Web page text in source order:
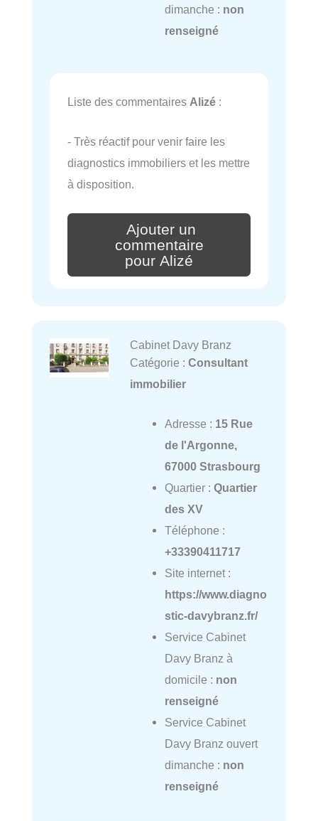
dimanche : non
renseigné
Liste des commentaires Alizé :
- Très réactif pour venir faire les
diagnostics immobiliers et les mettre
à disposition.
Ajouter un
commentaire
pour Alizé
Cabinet Davy Branz
Catégorie : Consultant
immobilier
Adresse : 15 Rue
de l'Argonne,
67000 Strasbourg
Quartier : Quartier
des XV
Téléphone :
+33390411717
Site internet :
https://www.diagno
stic-davybranz.fr/
Service Cabinet
Davy Branz à
domicile : non
renseigné
Service Cabinet
Davy Branz ouvert
dimanche : non
renseigné